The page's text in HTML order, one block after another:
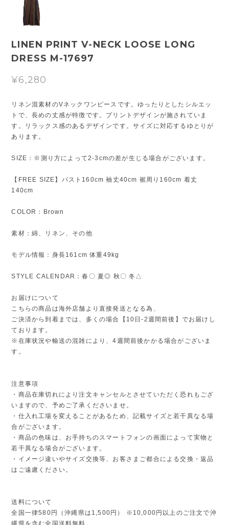
LINEN PRINT V-NECK LOOSE LONG
DRESS M-17697
¥6,280
リネン混素材のVネックワンピースです。ゆったりとしたシルエッ
トで、長めの丈感が特徴です。プリントデザインが施されていま
す。リラックス感のあるデザインです。サイズに対応するゆとりが
あります。
SIZE：※測り方によって2-3cmの差が生じる場合がございます。
【FREE SIZE】バスト160cm 袖丈40cm 裾周り160cm 着丈
140cm
COLOR：Brown
素材：綿、リネン、その他
モデル情報：身長161cm 体重49kg
STYLE CALENDAR：春〇 夏◎ 秋〇 冬△
お届けについて
こちらの商品は海外店舗より直接発送となる為、
ご決済から到着までは、多くの場合【10日-2週間前後】でお届けし
ております。
※在庫状況や輸送の混雑により、4週間前後かかる場合がございま
す。
注意事項
・商品在庫切れにより注文キャンセルとさせていただく恐れもござ
いますので、予めご了承くださいませ。
・仕入れ工場を変えることがあるため、記載サイズと若干異なる場
合がございます。
・商品の色味は、お手持ちのスマートフォンの画面によって実物と
若干異なる場合がございます。
・イメージ違いやサイズ交換等、お客さまご都合による交換・返品
はご遠慮ください。
送料について
全国一律580円（沖縄県は1,500円） ※10,000円以上のご注文で沖
縄県を含む全国送料無料。